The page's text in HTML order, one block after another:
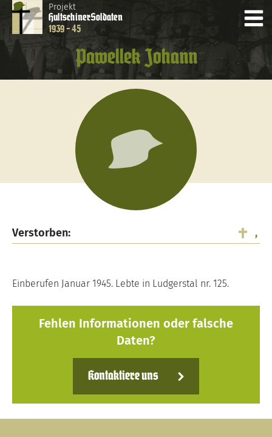
Projekt
HultschinerSoldaten
1939 - 45
Pawellek Johann
Verstorben: ,
Einberufen Januar 1945. Lebte in Ludgerstal nr. 125.
Fehlen Informationen oder falsche
Daten?
Kontaktiere uns